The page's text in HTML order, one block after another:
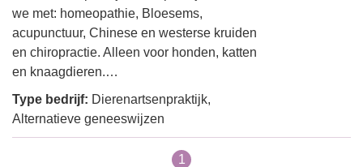
we met: homeopathie, Bloesems,
acupunctuur, Chinese en westerse kruiden
en chiropractie. Alleen voor honden, katten
en knaagdieren.…
Type bedrijf: Dierenartsenpraktijk,
Alternatieve geneeswijzen
1